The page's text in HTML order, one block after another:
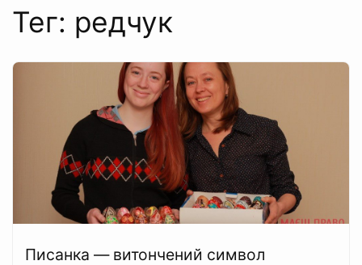
Тег: редчук
Писанка — витончений символ